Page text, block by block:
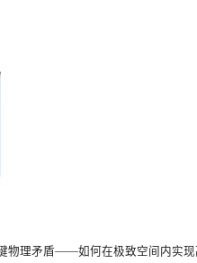
物理矛盾——如何在极致空间内实现